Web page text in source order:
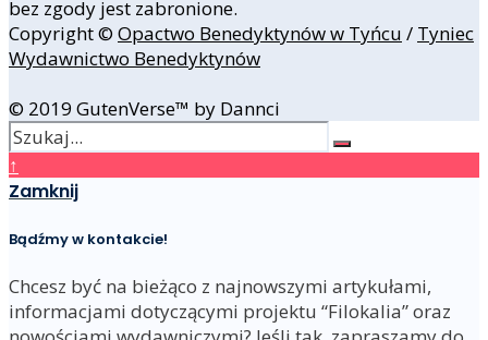
bez zgody jest zabronione.
Copyright © Opactwo Benedyktynów w Tyńcu / Tyniec
Wydawnictwo Benedyktynów
© 2019 GutenVerse™ by Dannci
↑
Zamknij
Bądźmy w kontakcie!
Chcesz być na bieżąco z najnowszymi artykułami,
informacjami dotyczącymi projektu “Filokalia” oraz